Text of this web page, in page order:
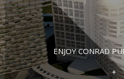
ENJOY CONRAD
+